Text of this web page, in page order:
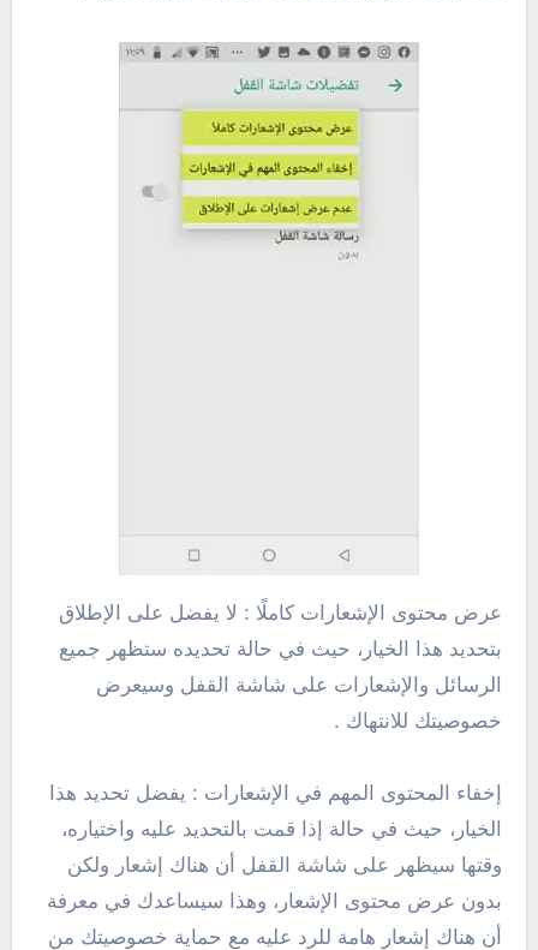
عرض محتوى الإشعارات كاملًا : لا يفضل على الإطلاق
بتحديد هذا الخيار، حيث في حالة تحديده ستظهر جميع
الرسائل والإشعارات على شاشة القفل وسيعرض
خصوصيتك للانتهاك .
إخفاء المحتوى المهم في الإشعارات : يفضل تحديد هذا
الخيار، حيث في حالة إذا قمت بالتحديد عليه واختياره،
وقتها سيظهر على شاشة القفل أن هناك إشعار ولكن
بدون عرض محتوى الإشعار، وهذا سيساعدك في معرفة
أن هناك إشعار هامة للرد عليه مع حماية خصوصيتك من